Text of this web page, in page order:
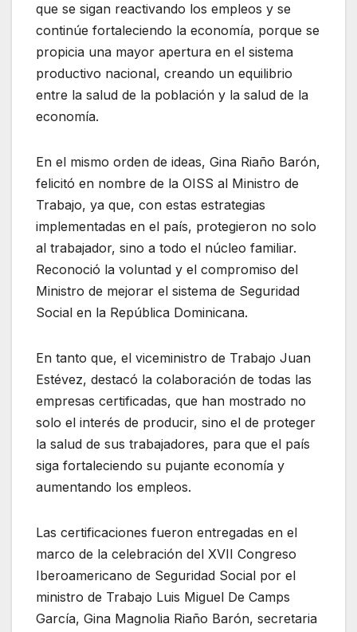
que se sigan reactivando los empleos y se
continúe fortaleciendo la economía, porque se
propicia una mayor apertura en el sistema
productivo nacional, creando un equilibrio
entre la salud de la población y la salud de la
economía.
En el mismo orden de ideas, Gina Riaño Barón,
felicitó en nombre de la OISS al Ministro de
Trabajo, ya que, con estas estrategias
implementadas en el país, protegieron no solo
al trabajador, sino a todo el núcleo familiar.
Reconoció la voluntad y el compromiso del
Ministro de mejorar el sistema de Seguridad
Social en la República Dominicana.
En tanto que, el viceministro de Trabajo Juan
Estévez, destacó la colaboración de todas las
empresas certificadas, que han mostrado no
solo el interés de producir, sino el de proteger
la salud de sus trabajadores, para que el país
siga fortaleciendo su pujante economía y
aumentando los empleos.
Las certificaciones fueron entregadas en el
marco de la celebración del XVII Congreso
Iberoamericano de Seguridad Social por el
ministro de Trabajo Luis Miguel De Camps
García, Gina Magnolia Riaño Barón, secretaria